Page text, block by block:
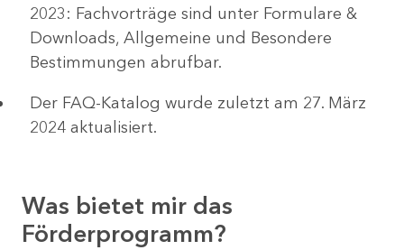
2023: Fachvorträge sind unter Formulare &
Downloads, Allgemeine und Besondere
Bestimmungen abrufbar.
Der FAQ-Katalog wurde zuletzt am 27. März
2024 aktualisiert.
Was bietet mir das
Förderprogramm?